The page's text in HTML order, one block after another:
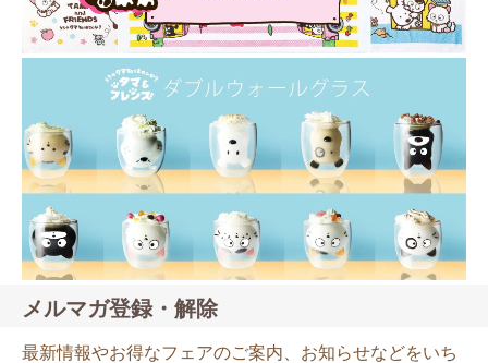
メルマガ登録・解除
最新情報やお得なフェアのご案内、お知らせなどをいち